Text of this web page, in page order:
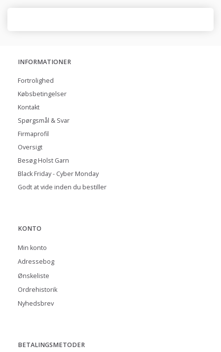
INFORMATIONER
Fortrolighed
Købsbetingelser
Kontakt
Spørgsmål & Svar
Firmaprofil
Oversigt
Besøg Holst Garn
Black Friday - Cyber Monday
Godt at vide inden du bestiller
KONTO
Min konto
Adressebog
Ønskeliste
Ordrehistorik
Nyhedsbrev
BETALINGSMETODER